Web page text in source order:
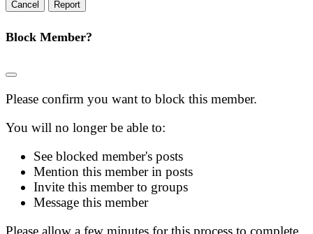
Report
Block Member?
Please confirm you want to block this member.
You will no longer be able to:
See blocked member's posts
Mention this member in posts
Invite this member to groups
Message this member
Please allow a few minutes for this process to complete.